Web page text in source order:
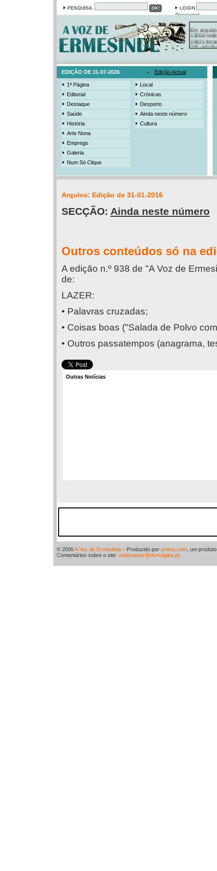
Password
Em arquivo
13558
19421
385
3206
EDIÇÃO DE 31-07-2026 Edição Actual
1ª Página
Editorial
Destaque
Saúde
História
Arte Nona
Emprego
Galeria
Num Só Clique
Local
Crónicas
Desporto
Ainda neste número
Cultura
Arquivo: Edição de 31-01-2016
SECÇÃO: Ainda neste número
Outros conteúdos só na
A edição n.º 938 de "A Voz de
de:
LAZER:
• Palavras cruzadas;
• Coisas boas ("Salada de Polvo
• Outros passatempos (anagrama,
Outras Notícias
© 2005A Voz de Ermesinde - Produzido por ardina.com , um
Comentários sobre o site: webmaster@domdigital.pt